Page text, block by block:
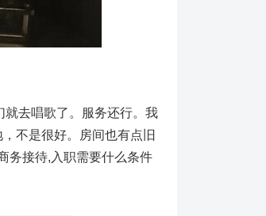
就去唱歌了。服务还行。我
不是很好。房间也有点旧
务接待,入职需要什么条件